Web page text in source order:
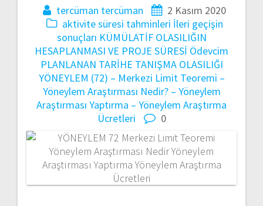
tercüman tercüman
2 Kasım 2020
aktivite süresi tahminleri İleri geçişin
sonuçları KÜMÜLATİF OLASILIĞIN
HESAPLANMASI VE PROJE SÜRESİ Ödevcim
PLANLANAN TARİHE TANIŞMA OLASILIĞI
YÖNEYLEM (72) – Merkezi Limit Teoremi –
Yöneylem Araştırması Nedir? – Yöneylem
Araştırması Yaptırma – Yöneylem Araştırma
Ücretleri
0